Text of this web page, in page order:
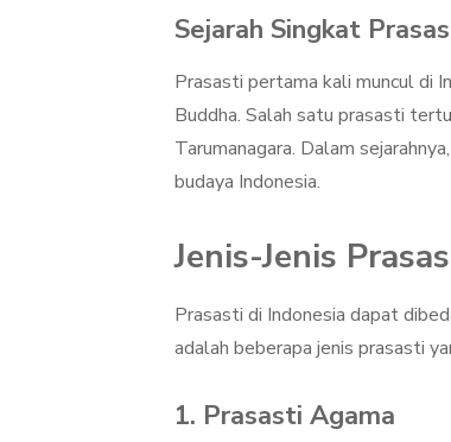
Sejarah Singkat
Prasasti pertama kali muncul di
Buddha. Salah satu prasasti
Tarumanagara. Dalam
budaya Indonesia.
Jenis-Jenis
Prasasti di Indonesia dapat
adalah beberapa jenis prasasti
1. Prasasti Agama